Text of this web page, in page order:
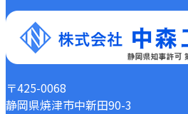
〒425-0068
静岡県焼津市中新田90-3